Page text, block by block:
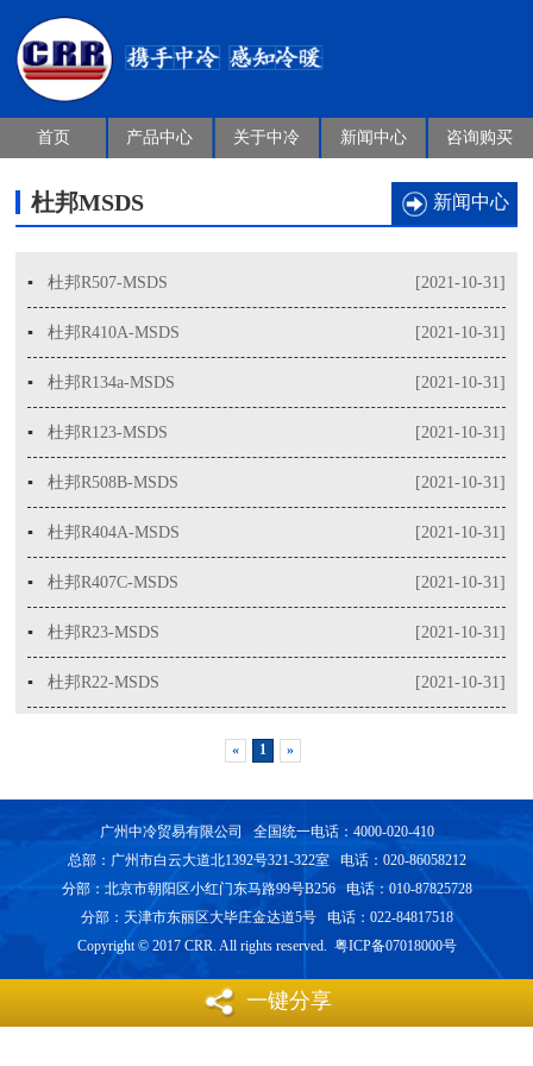
首页 产品中心 关于中冷 新闻中心 咨询购买
杜邦MSDS 新闻中心
[2021-10-31]
▪杜邦R507-MSDS
[2021-10-31]
▪杜邦R410A-MSDS
[2021-10-31]
▪杜邦R134a-MSDS
[2021-10-31]
▪杜邦R123-MSDS
[2021-10-31]
▪杜邦R508B-MSDS
[2021-10-31]
▪杜邦R404A-MSDS
[2021-10-31]
▪杜邦R407C-MSDS
[2021-10-31]
▪杜邦R23-MSDS
[2021-10-31]
▪杜邦R22-MSDS
« 1 »
广州中冷贸易有限公司 全国统一电话：4000-020-410
总部：广州市白云大道北1392号321-322室 电话：020-86058212
分部：北京市朝阳区小红门东马路99号B256 电话：010-87825728
分部：天津市东丽区大毕庄金达道5号 电话：022-84817518
Copyright © 2017 CRR. All rights reserved. 粤ICP备07018000号
一键分享